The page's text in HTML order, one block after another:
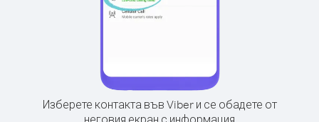
Изберете контакта във Viber и се обадете от
неговия екран с информация